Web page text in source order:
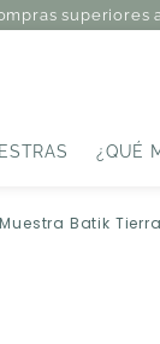
superiores
¿QUÉ
Muestra Batik Tierra